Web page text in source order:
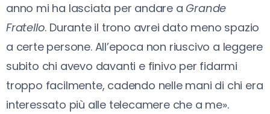
anno mi ha lasciata per andare a Grande
Fratello. Durante il trono avrei dato meno spazio
a certe persone. All’epoca non riuscivo a leggere
subito chi avevo davanti e finivo per fidarmi
troppo facilmente, cadendo nelle mani di chi era
interessato più alle telecamere che a me».